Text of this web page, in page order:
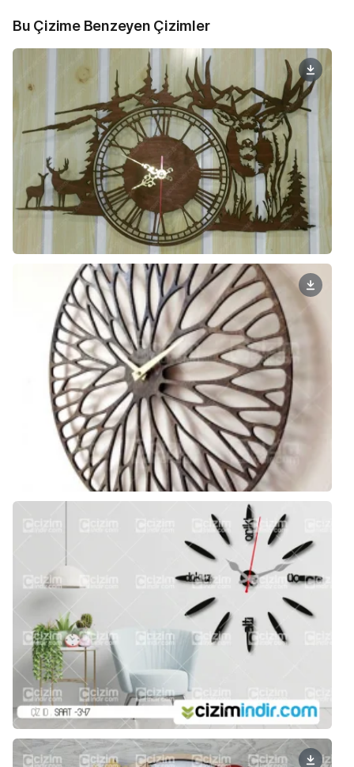
Bu Çizime Benzeyen Çizimler